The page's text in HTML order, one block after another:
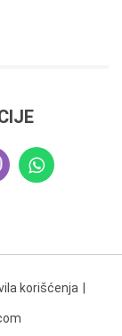
korišćenja